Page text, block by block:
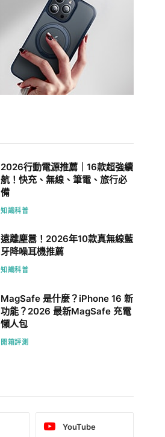
2026行動電源推薦｜16款超強續
航！快充、無線、筆電、旅行必
備
知識科普
遠離塵囂！2026年10款真無線藍
牙降噪耳機推薦
知識科普
MagSafe 是什麼？iPhone 16 新
功能？2026 最新MagSafe 充電
懶人包
開箱評測
YouTube